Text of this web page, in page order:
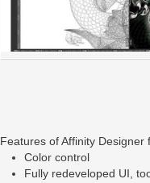
Features of Affinity Designer
Color control
Fully redeveloped UI,